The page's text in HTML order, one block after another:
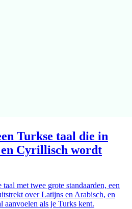
Turkse taal die in
Cyrillisch wordt
met twee grote standaarden, een
over Latijns en Arabisch, en
aanvoelen als je Turks kent.